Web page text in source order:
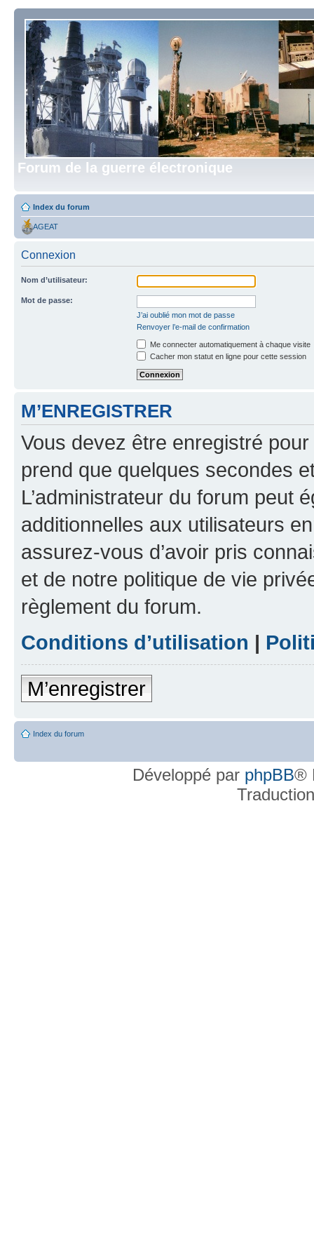
Forum de la guerre électronique
Index du forum
AGEAT
Connexion
Nom d’utilisateur:
Mot de passe:
J’ai oublié mon mot de passe
Renvoyer l’e-mail de confirmation
Me connecter automatiquement à chaque visite
Cacher mon statut en ligne pour cette session
M’ENREGISTRER
Vous devez être enregistré
prend que quelques secondes
L’administrateur du forum peut
additionnelles aux utilisateurs
assurez-vous d’avoir pris
et de notre politique de vie
règlement du forum.
Conditions d’utilisation |
M’enregistrer
Index du forum
Développé par phpBB®